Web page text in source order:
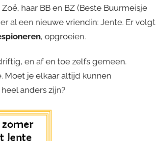
haar BB en BZ (Beste Buurmeisje
al een nieuwe vriendin: Jente. Er volgt
, opgroeien.
en af en toe zelfs gemeen.
Moet je elkaar altijd kunnen
anders zijn?